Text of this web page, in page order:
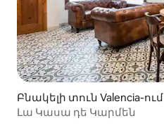
Բնակելի տուն Valencia-ում
Լա Կասա դե Կարմեն